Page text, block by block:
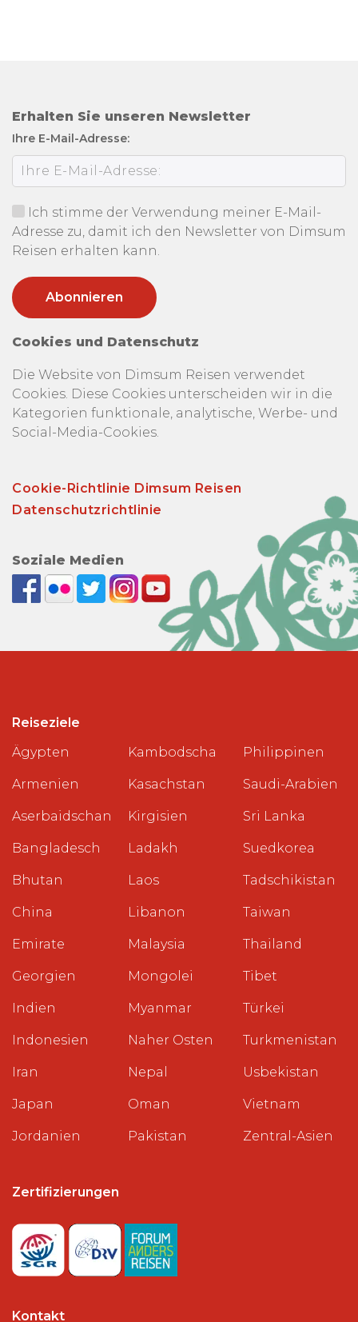
Erhalten Sie unseren Newsletter
Ihre E-Mail-Adresse:
Ich stimme der Verwendung meiner E-Mail-
Adresse zu, damit ich den Newsletter von Dimsum
Reisen erhalten kann.
Cookies und Datenschutz
Die Website von Dimsum Reisen verwendet
Cookies. Diese Cookies unterscheiden wir in die
Kategorien funktionale, analytische, Werbe- und
Social-Media-Cookies.
Cookie-Richtlinie Dimsum Reisen
Datenschutzrichtlinie
Soziale Medien
Reiseziele
Ägypten
Armenien
Aserbaidschan
Bangladesch
Bhutan
China
Emirate
Georgien
Indien
Indonesien
Iran
Japan
Jordanien
Kambodscha
Kasachstan
Kirgisien
Ladakh
Laos
Libanon
Malaysia
Mongolei
Myanmar
Naher Osten
Nepal
Oman
Pakistan
Philippinen
Saudi-Arabien
Sri Lanka
Suedkorea
Tadschikistan
Taiwan
Thailand
Tibet
Türkei
Turkmenistan
Usbekistan
Vietnam
Zentral-Asien
Zertifizierungen
Kontakt